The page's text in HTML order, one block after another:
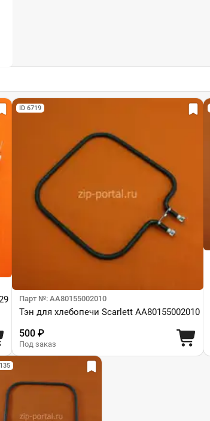
ID 6719
Парт №: AA80155002010
Тэн для хлебопечи Scarlett AA80155002010
500 ₽
Под заказ